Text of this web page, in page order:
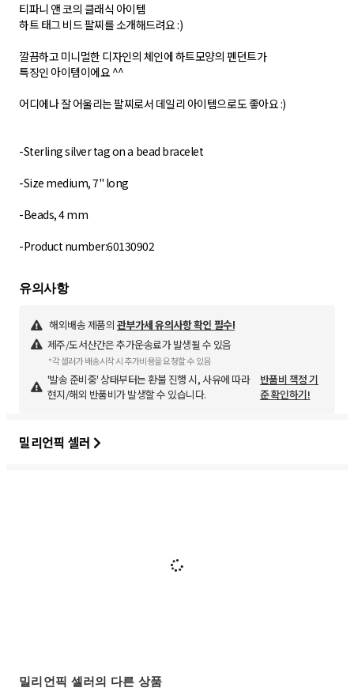
티파니 앤 코의 클래식 아이템
하트 태그 비드 팔찌를 소개해드려요 :)
깔끔하고 미니멀한 디자인의 체인에 하트모양의 펜던트가
특징인 아이템이에요 ^^
어디에나 잘 어울리는 팔찌로서 데일리 아이템으로도 좋아요 :)
-Sterling silver tag on a bead bracelet
-Size medium, 7" long
-Beads, 4 mm
유의사항
해외배송 제품의 관부가세 유의사항 확인 필수!
제주/도서산간은 추가운송료가 발생될 수 있음
*각 셀러가 배송시작 시 추가비용을 요청할 수 있음
'발송 준비중' 상태부터는 환불 진행 시, 사유에 따라
현지/해외 반품비가 발생할 수 있습니다.
반품비 책정 기
준 확인하기!
밀리언픽 셀러
밀리언픽 셀러의 다른 상품